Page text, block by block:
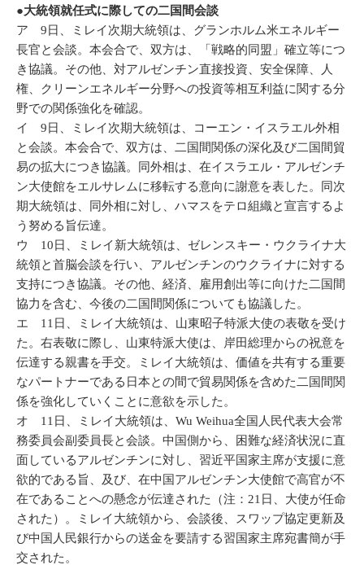
●大統領就任式に際しての二国間会談
ア 9日、ミレイ次期大統領は、グランホルム米エネルギー
長官と会談。本会合で、双方は、「戦略的同盟」確立等につ
き協議。その他、対アルゼンチン直接投資、安全保障、人
権、クリーンエネルギー分野への投資等相互利益に関する分
野での関係強化を確認。
イ 9日、ミレイ次期大統領は、コーエン・イスラエル外相
と会談。本会合で、双方は、二国間関係の深化及び二国間貿
易の拡大につき協議。同外相は、在イスラエル・アルゼンチ
ン大使館をエルサレムに移転する意向に謝意を表した。同次
期大統領は、同外相に対し、ハマスをテロ組織と宣言するよ
う努める旨伝達。
ウ 10日、ミレイ新大統領は、ゼレンスキー・ウクライナ大
統領と首脳会談を行い、アルゼンチンのウクライナに対する
支持につき協議。その他、経済、雇用創出等に向けた二国間
協力を含む、今後の二国間関係についても協議した。
エ 11日、ミレイ大統領は、山東昭子特派大使の表敬を受け
た。右表敬に際し、山東特派大使は、岸田総理からの祝意を
伝達する親書を手交。ミレイ大統領は、価値を共有する重要
なパートナーである日本との間で貿易関係を含めた二国間関
係を強化していくことに意欲を示した。
オ 11日、ミレイ大統領は、Wu Weihua全国人民代表大会常
務委員会副委員長と会談。中国側から、困難な経済状況に直
面しているアルゼンチンに対し、習近平国家主席が支援に意
欲的である旨、及び、在中国アルゼンチン大使館で高官が不
在であることへの懸念が伝達された（注：21日、大使が任命
された）。ミレイ大統領から、会談後、スワップ協定更新及
び中国人民銀行からの送金を要請する習国家主席宛書簡が手
交された。